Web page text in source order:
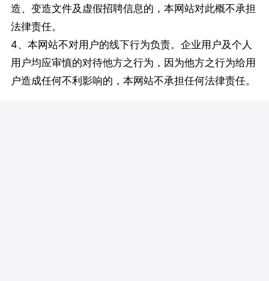
造、变造文件及虚假招聘信息的，本网站对此概不承担
法律责任。
4、本网站不对用户的线下行为负责。企业用户及个人
用户均应审慎的对待他方之行为，因为他方之行为给用
户造成任何不利影响的，本网站不承担任何法律责任。